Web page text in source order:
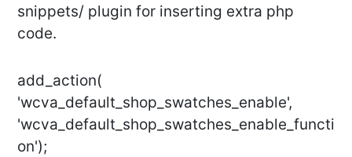
snippets/ plugin for inserting extra php
code.
add_action(
'wcva_default_shop_swatches_enable',
'wcva_default_shop_swatches_enable_functi
on');